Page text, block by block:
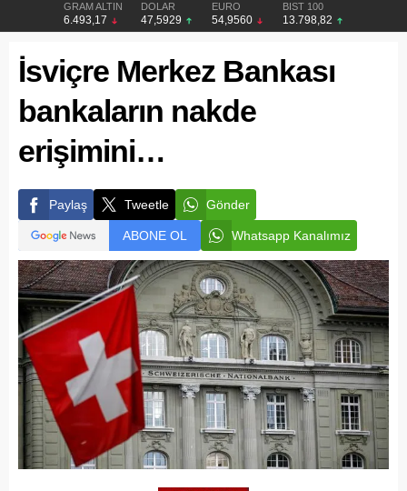
GRAM ALTIN
6.493,17
DOLAR
47,5929
EURO
54,9560
BIST 100
13.798,82
İsviçre Merkez Bankası
bankaların nakde
erişimini…
Paylaş Tweetle Gönder
ABONE OL Whatsapp Kanalımız